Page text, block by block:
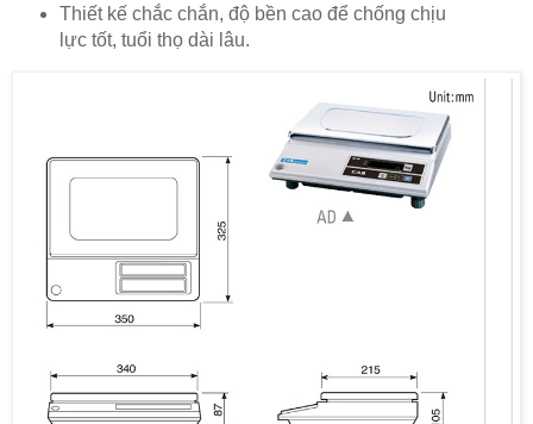
Thiết kế chắc chắn, độ bền cao để chống chịu
lực tốt, tuổi thọ dài lâu.